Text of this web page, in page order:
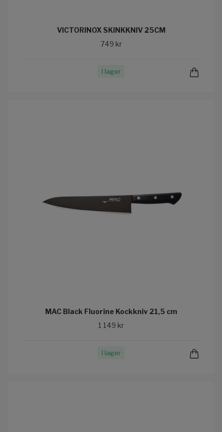
VICTORINOX SKINKKNIV 25CM
749 kr
I lager
MAC Black Fluorine Kockkniv 21,5 cm
1 149 kr
I lager